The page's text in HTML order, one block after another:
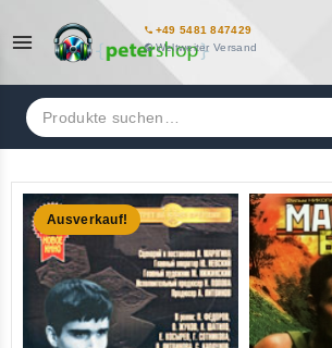
+49 5481 847429
Weltweiter Versand
Suchen
nach:
Ausverkauf!